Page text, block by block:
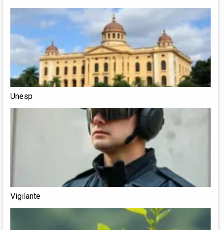
Unesp
Vigilante